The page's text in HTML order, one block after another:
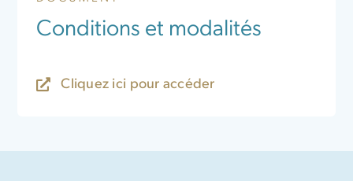
Conditions et modalités
Cliquez ici pour accéder